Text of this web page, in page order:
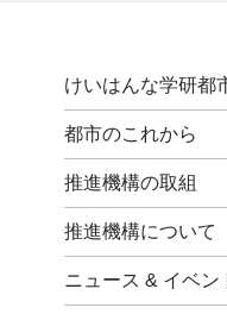
けいはんな学研都
都市のこれから
推進機構の取組
推進機構について
ニュース & イベン